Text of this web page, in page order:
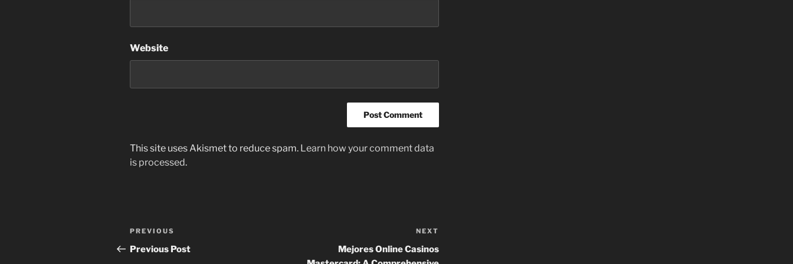
Website
This site uses Akismet to reduce spam. Learn how your comment data
is processed.
Post
navigation
Previous
Post
PREVIOUS
Previous Post
Post
NEXT
Mejores Online Casinos